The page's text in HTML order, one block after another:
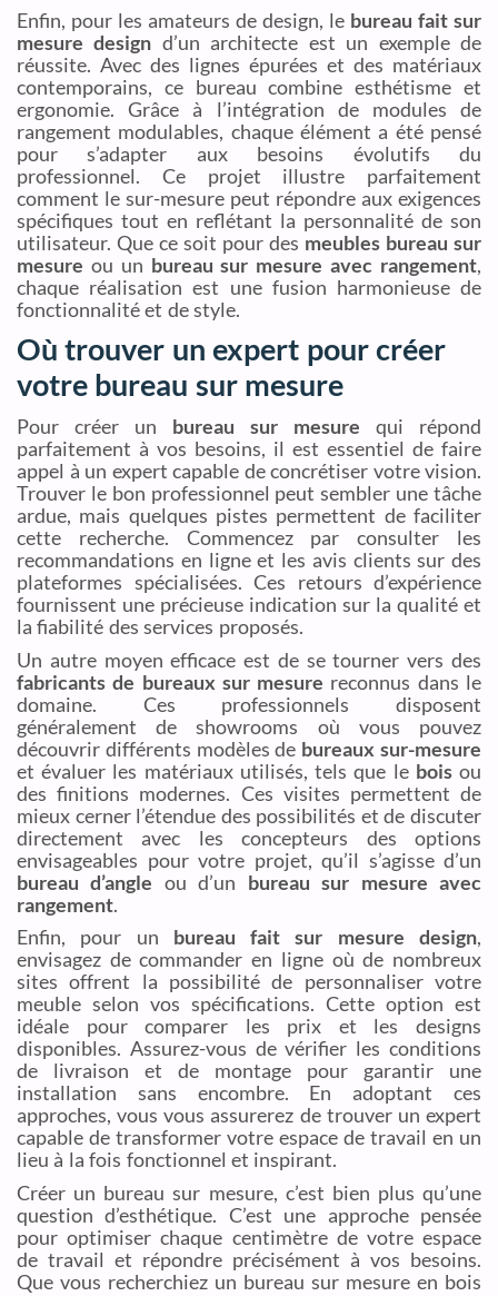
Enfin, pour les amateurs de design, le bureau fait sur
mesure design d’un architecte est un exemple de
réussite. Avec des lignes épurées et des matériaux
contemporains, ce bureau combine esthétisme et
ergonomie. Grâce à l’intégration de modules de
rangement modulables, chaque élément a été pensé
pour s’adapter aux besoins évolutifs du
professionnel. Ce projet illustre parfaitement
comment le sur-mesure peut répondre aux exigences
spécifiques tout en reflétant la personnalité de son
utilisateur. Que ce soit pour des meubles bureau sur
mesure ou un bureau sur mesure avec rangement,
chaque réalisation est une fusion harmonieuse de
fonctionnalité et de style.
Où trouver un expert pour créer
votre bureau sur mesure
Pour créer un bureau sur mesure qui répond
parfaitement à vos besoins, il est essentiel de faire
appel à un expert capable de concrétiser votre vision.
Trouver le bon professionnel peut sembler une tâche
ardue, mais quelques pistes permettent de faciliter
cette recherche. Commencez par consulter les
recommandations en ligne et les avis clients sur des
plateformes spécialisées. Ces retours d’expérience
fournissent une précieuse indication sur la qualité et
la fiabilité des services proposés.
Un autre moyen efficace est de se tourner vers des
fabricants de bureaux sur mesure reconnus dans le
domaine. Ces professionnels disposent
généralement de showrooms où vous pouvez
découvrir différents modèles de bureaux sur-mesure
et évaluer les matériaux utilisés, tels que le boisou
des finitions modernes. Ces visites permettent de
mieux cerner l’étendue des possibilités et de discuter
directement avec les concepteurs des options
envisageables pour votre projet, qu’il s’agisse d’un
bureau d’angle ou d’un bureau sur mesure avec
rangement.
Enfin, pour un bureau fait sur mesure design,
envisagez de commander en ligne où de nombreux
sites offrent la possibilité de personnaliser votre
meuble selon vos spécifications. Cette option est
idéale pour comparer les prix et les designs
disponibles. Assurez-vous de vérifier les conditions
de livraison et de montage pour garantir une
installation sans encombre. En adoptant ces
approches, vous vous assurerez de trouver un expert
capable de transformer votre espace de travail en un
lieu à la fois fonctionnel et inspirant.
Créer un bureau sur mesure, c’est bien plus qu’une
question d’esthétique. C’est une approche pensée
pour optimiser chaque centimètre de votre espace
de travail et répondre précisément à vos besoins.
Que vous recherchiez un bureau sur mesure en bois